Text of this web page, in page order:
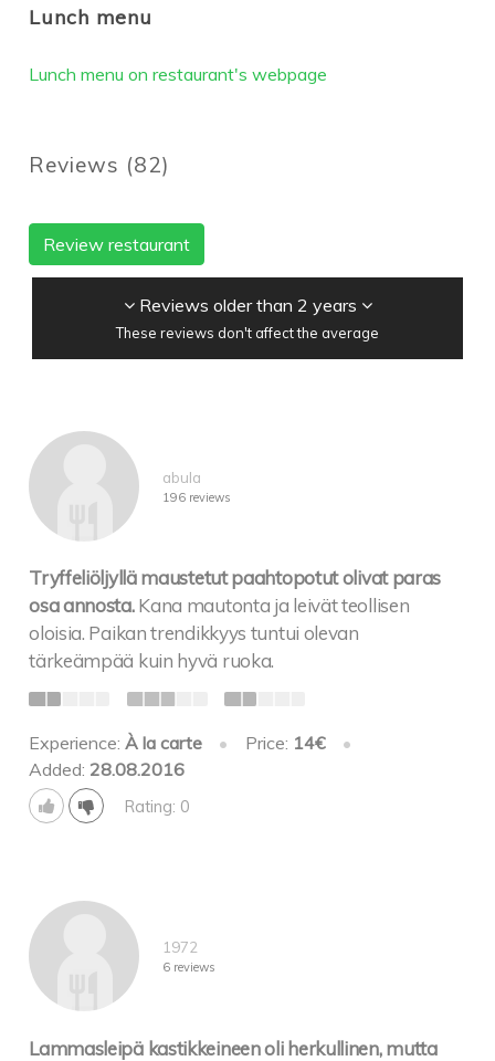
Lunch menu
Lunch menu on restaurant's webpage
Reviews (82)
Review restaurant
Reviews older than 2 years
These reviews don't affect the average
abula
196 reviews
Tryffeliöljyllä maustetut paahtopotut olivat paras
osa annosta. Kana mautonta ja leivät teollisen
oloisia. Paikan trendikkyys tuntui olevan
tärkeämpää kuin hyvä ruoka.
Experience:À la carte • Price: 14€
•
Added: 28.08.2016
Rating: 0
1972
6 reviews
Lammasleipä kastikkeineen oli herkullinen, mutta